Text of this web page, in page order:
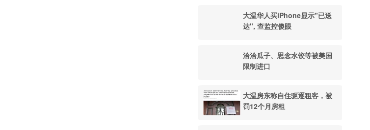
大温华人买iPhone显示"已送
达", 查监控傻眼
洽洽瓜子、思念水饺等被美国
限制进口
大温房东称自住驱逐租客，被
罚12个月房租